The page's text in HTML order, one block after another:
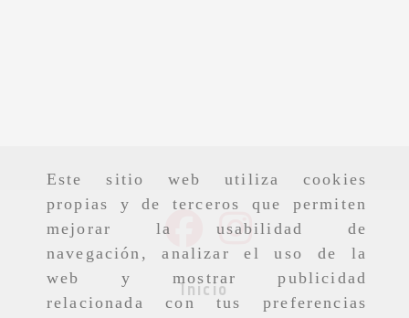
Este sitio web utiliza cookies
propias y de terceros que permiten
mejorar la usabilidad de
navegación, analizar el uso de la
web y mostrar publicidad
relacionada con tus preferencias
Inicio